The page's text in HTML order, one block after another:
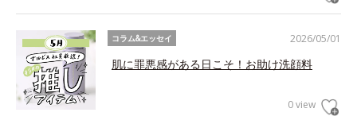
2026/05/01
コラム&エッセイ
肌に罪悪感がある日こそ！お助け洗顔料
0 view